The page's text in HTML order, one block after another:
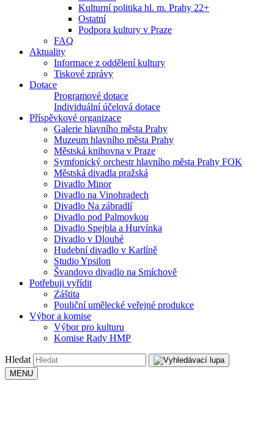
Kulturní politika hl. m. Prahy 22+
Ostatní
Podpora kultury v Praze
FAQ
Aktuality
Informace z oddělení kultury
Tiskové zprávy
Dotace
Programové dotace
Individuální účelová dotace
Příspěvkové organizace
Galerie hlavního města Prahy
Muzeum hlavního města Prahy
Městská knihovna v Praze
Symfonický orchestr hlavního města Prahy FOK
Městská divadla pražská
Divadlo Minor
Divadlo na Vinohradech
Divadlo Na zábradlí
Divadlo pod Palmovkou
Divadlo Spejbla a Hurvínka
Divadlo v Dlouhé
Hudební divadlo v Karlíně
Studio Ypsilon
Švandovo divadlo na Smíchově
Potřebuji vyřídit
Záštita
Pouliční umělecké veřejné produkce
Výbor a komise
Výbor pro kulturu
Komise Rady HMP
Hledat
MENU